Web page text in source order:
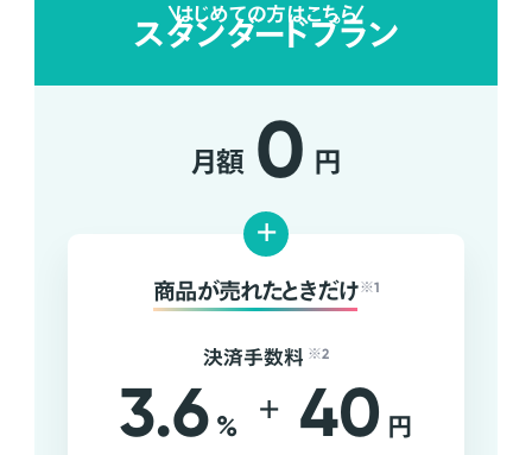
はじめての方はこちら
スタンダードプラン
月額 0 円
+
商品が売れたときだけ ※1
決済手数料 ※2
3.6 % + 40 円